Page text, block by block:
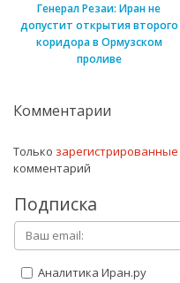
Генерал Резаи: Иран не
допустит открытия второго
коридора в Ормузском
проливе
Комментарии
Только зарегистрированные
комментарий
Подписка
Аналитика Иран.ру